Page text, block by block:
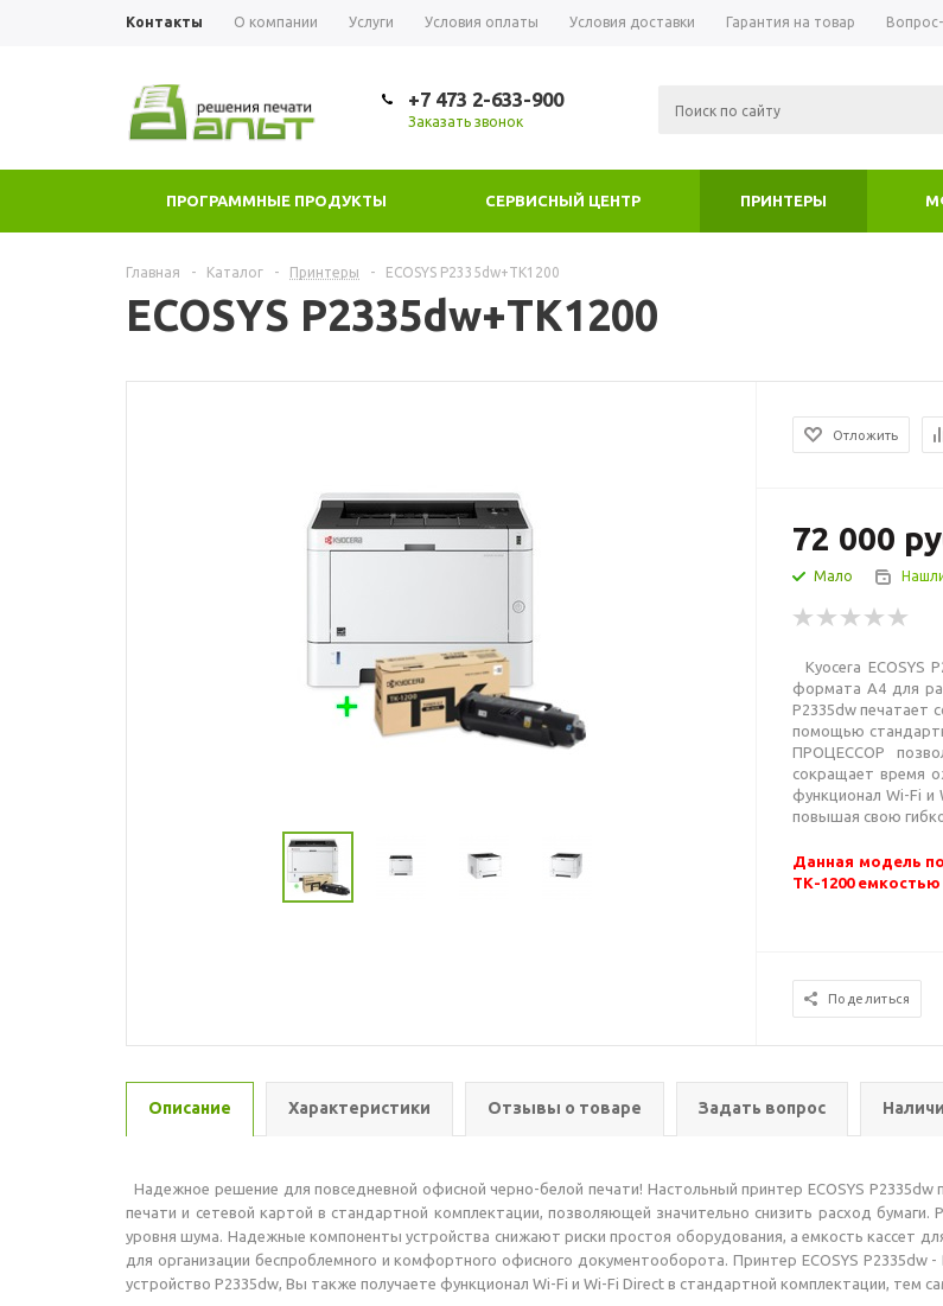
Контакты О компании Услуги Условия оплаты Условия доставки Гарантия на товар
+7 473 2-633-900
Заказать звонок
ПРОГРАММНЫЕ ПРОДУКТЫ СЕРВИСНЫЙ ЦЕНТР ПРИНТЕРЫ
Главная - Каталог - Принтеры - ECOSYS P2335dw+TK1200
ECOSYS P2335dw+TK1200
Отложить
72 000
Мало
Kyocera ECOSYS
формата A4 для
P2335dw печатает
помощью
ПРОЦЕССОР
сокращает время
функционал Wi-Fi
повышая свою
Данная модель
ТК-1200 емкостью
Поделиться
Описание Характеристики Отзывы о товаре Задать вопрос
Надежное решение для повседневной офисной черно-белой печати! Настольный принтер ECOSYS
печати и сетевой картой в стандартной комплектации, позволяющей значительно снизить расход
уровня шума. Надежные компоненты устройства снижают риски простоя оборудования, а емкость кассет
для организации беспроблемного и комфортного офисного документооборота. Принтер ECOSYS
устройство P2335dw, Вы также получаете функционал Wi-Fi и Wi-Fi Direct в стандартной комплектации,